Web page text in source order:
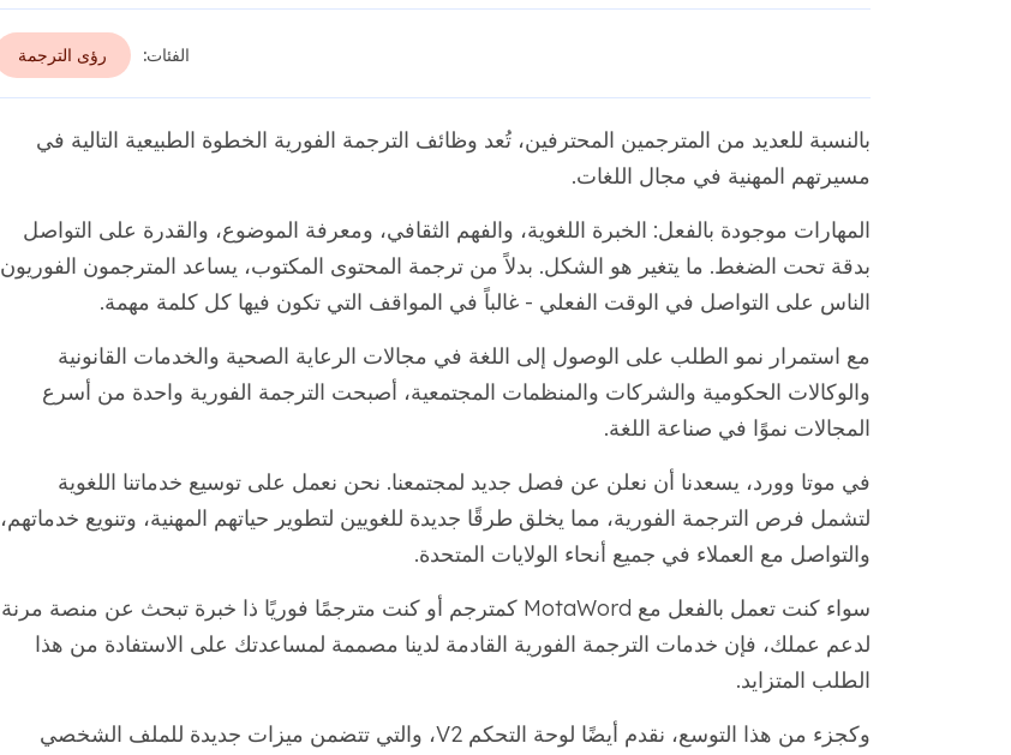
الفئات: رؤى الترجمة
بالنسبة للعديد من المترجمين المحترفين، تُعد وظائف الترجمة الفورية الخطوة الطبيعية التالية في
مسيرتهم المهنية في مجال اللغات.
المهارات موجودة بالفعل: الخبرة اللغوية، والفهم الثقافي، ومعرفة الموضوع، والقدرة على التواصل
بدقة تحت الضغط. ما يتغير هو الشكل. بدلاً من ترجمة المحتوى المكتوب، يساعد المترجمون الفوريون
الناس على التواصل في الوقت الفعلي - غالباً في المواقف التي تكون فيها كل كلمة مهمة.
مع استمرار نمو الطلب على الوصول إلى اللغة في مجالات الرعاية الصحية والخدمات القانونية
والوكالات الحكومية والشركات والمنظمات المجتمعية، أصبحت الترجمة الفورية واحدة من أسرع
المجالات نموًا في صناعة اللغة.
في موتا وورد، يسعدنا أن نعلن عن فصل جديد لمجتمعنا. نحن نعمل على توسيع خدماتنا اللغوية
لتشمل فرص الترجمة الفورية، مما يخلق طرقًا جديدة للغويين لتطوير حياتهم المهنية، وتنويع خدماتهم،
والتواصل مع العملاء في جميع أنحاء الولايات المتحدة.
سواء كنت تعمل بالفعل مع MotaWord كمترجم أو كنت مترجمًا فوريًا ذا خبرة تبحث عن منصة مرنة
لدعم عملك، فإن خدمات الترجمة الفورية القادمة لدينا مصممة لمساعدتك على الاستفادة من هذا
الطلب المتزايد.
وكجزء من هذا التوسع، نقدم أيضًا لوحة التحكم V2، والتي تتضمن ميزات جديدة للملف الشخصي